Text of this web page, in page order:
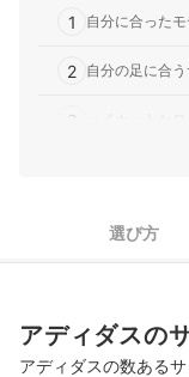
1 自分に合った
2 自分の足に合
3 ハイカットか
他メーカーのサッカー
アディダスのサッカ
選び方
アディダスの
アディダスの数ある